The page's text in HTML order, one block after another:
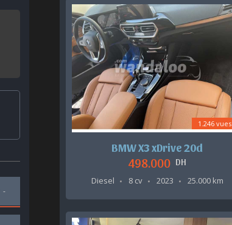
-
1.246 vues
BMW X3 xDrive 20d
498.000 DH
Diesel
8 cv 2023 25.000 km